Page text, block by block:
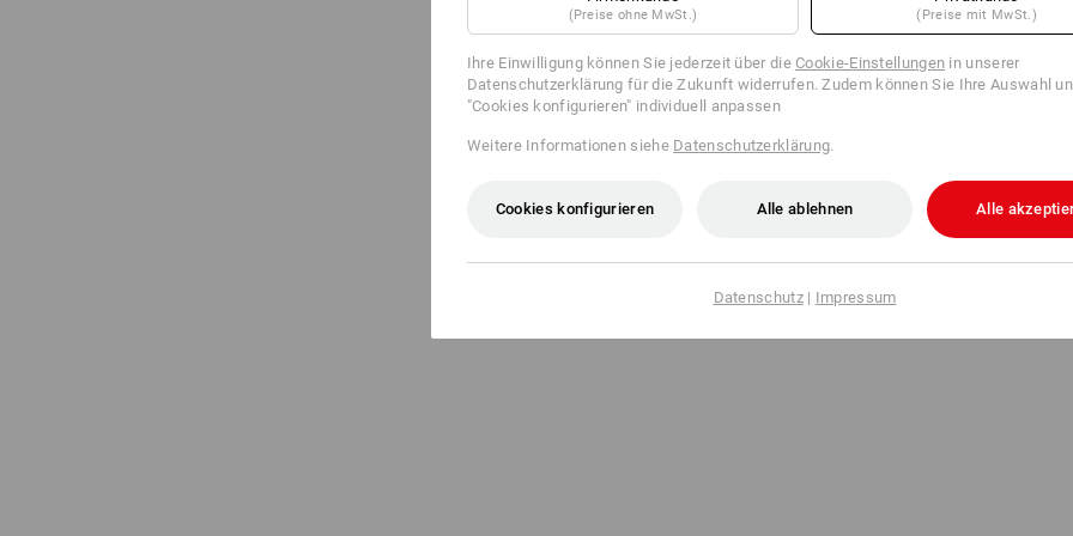
(Preise ohne MwSt.) (Preise mit MwSt.)
Ihre Einwilligung können Sie jederzeit über dieCookie-Einstellungen in unserer
Datenschutzerklärung für die Zukunft widerrufen. Zudem können Sie Ihre Auswahl
"Cookies konfigurieren" individuell anpassen
Weitere Informationen siehe Datenschutzerklärung.
Cookies konfigurieren Alle ablehnen Alle
Datenschutz| Impressum